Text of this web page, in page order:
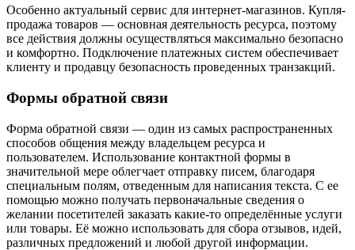
Особенно актуальный сервис для интернет-магазинов. Купля-
продажа товаров — основная деятельность ресурса, поэтому
все действия должны осуществляться максимально безопасно
и комфортно. Подключение платежных систем обеспечивает
клиенту и продавцу безопасность проведенных транзакций.
Формы обратной связи
Форма обратной связи — один из самых распространенных
способов общения между владельцем ресурса и
пользователем. Использование контактной формы в
значительной мере облегчает отправку писем, благодаря
специальным полям, отведенным для написания текста. С ее
помощью можно получать первоначальные сведения о
желании посетителей заказать какие-то определённые услуги
или товары. Её можно использовать для сбора отзывов, идей,
различных предложений и любой другой информации.